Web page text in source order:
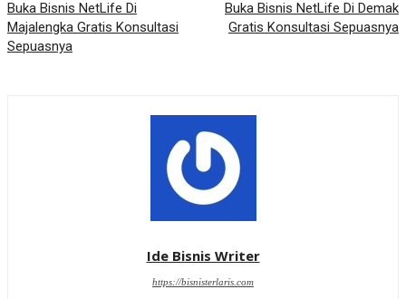
Buka Bisnis NetLife Di
Majalengka Gratis Konsultasi
Sepuasnya
Buka Bisnis NetLife Di Demak
Gratis Konsultasi Sepuasnya
Ide Bisnis Writer
https://bisnisterlaris.com